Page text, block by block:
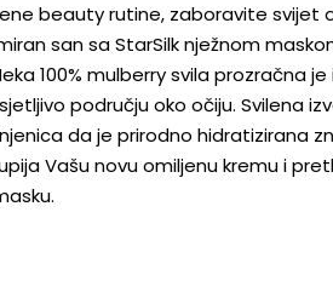
beauty rutine, zaboravite svijet
san sa StarSilk nježnom
100% mulberry svila prozračna
području oko očiju. Svilena
da je prirodno hidratizirana
Vašu novu omiljenu kremu i